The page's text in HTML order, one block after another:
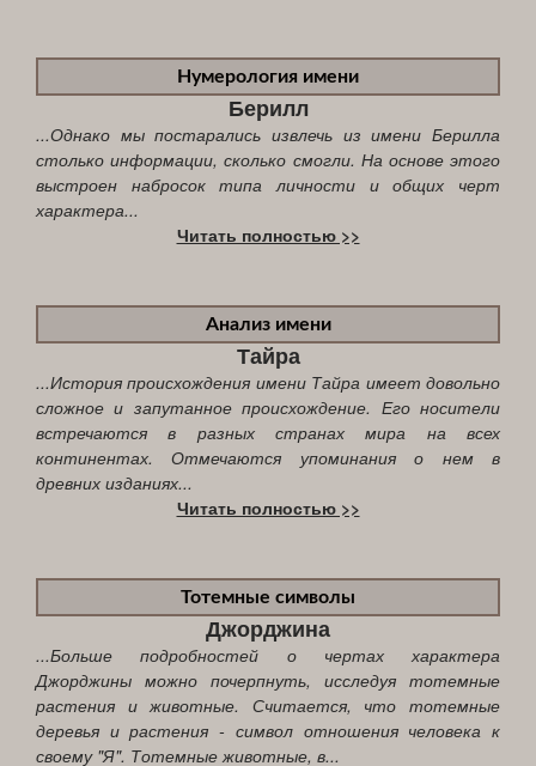
Нумерология имени
Берилл
...Однако мы постарались извлечь из имени Берилла
столько информации, сколько смогли. На основе этого
выстроен набросок типа личности и общих черт
характера...
Читать полностью >>
Анализ имени
Тайра
...История происхождения имени Тайра имеет довольно
сложное и запутанное происхождение. Его носители
встречаются в разных странах мира на всех
континентах. Отмечаются упоминания о нем в
древних изданиях...
Читать полностью >>
Тотемные символы
Джорджина
...Больше подробностей о чертах характера
Джорджины можно почерпнуть, исследуя тотемные
растения и животные. Считается, что тотемные
деревья и растения - символ отношения человека к
своему "Я". Тотемные животные, в...